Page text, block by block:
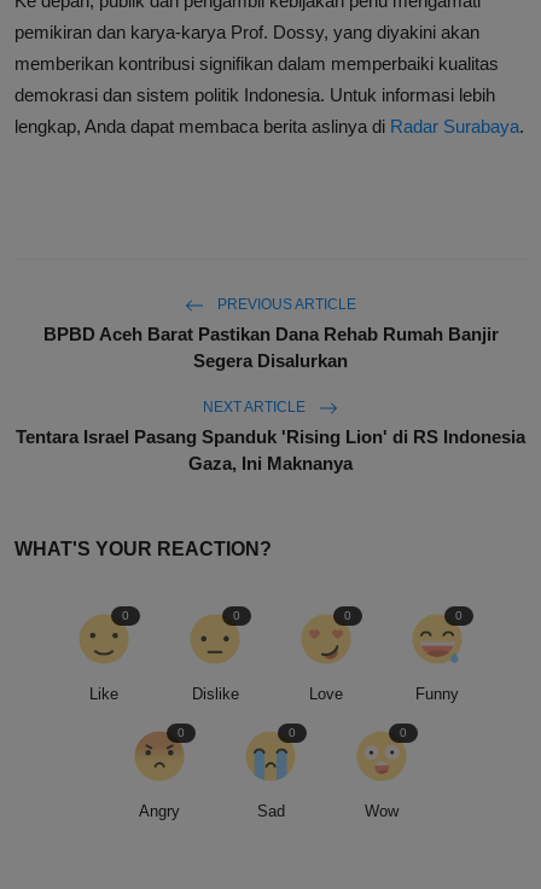
pemikiran dan karya-karya Prof. Dossy, yang diyakini akan
memberikan kontribusi signifikan dalam memperbaiki kualitas
demokrasi dan sistem politik Indonesia. Untuk informasi lebih
lengkap, Anda dapat membaca berita aslinya di Radar Surabaya.
PREVIOUS ARTICLE
BPBD Aceh Barat Pastikan Dana Rehab Rumah Banjir
Segera Disalurkan
NEXT ARTICLE
Tentara Israel Pasang Spanduk 'Rising Lion' di RS Indonesia
Gaza, Ini Maknanya
WHAT'S YOUR REACTION?
Like
0
Dislike
0
Love
0
Funny
0
Angry
0
Sad
0
Wow
0